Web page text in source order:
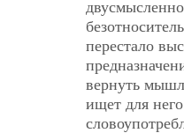
перестало
вернуть
ищет для